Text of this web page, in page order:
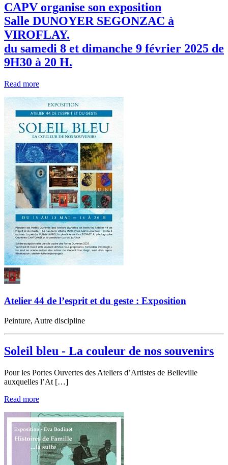
CAPV organise son exposition
Salle DUNOYER SEGONZAC à
VIROFLAY.
du samedi 8 et dimanche 9 février 2025 de
9H30 à 20 H.
Read more
Atelier 44 de l’esprit et du geste : Exposition
Peinture, Autre discipline
Soleil bleu - La couleur de nos souvenirs
Pour les Portes Ouvertes des Ateliers d’Artistes de Belleville
auxquelles l’At […]
Read more